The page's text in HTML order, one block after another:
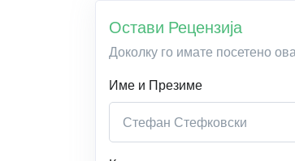
Остави Рецензија
Доколку го имате посетено
Име и Презиме